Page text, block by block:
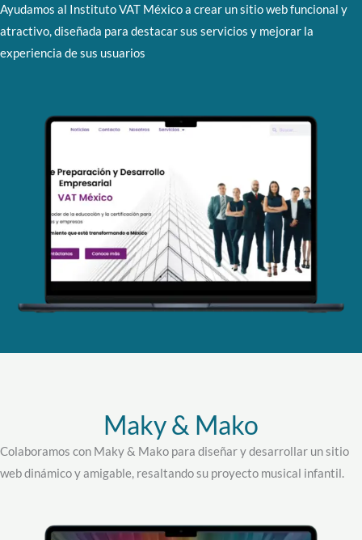
Ayudamos al Instituto VAT México a crear un sitio web funcional y
atractivo, diseñada para destacar sus servicios y mejorar la
experiencia de sus usuarios
Maky & Mako
Colaboramos con Maky & Mako para diseñar y desarrollar un sitio
web dinámico y amigable, resaltando su proyecto musical infantil.